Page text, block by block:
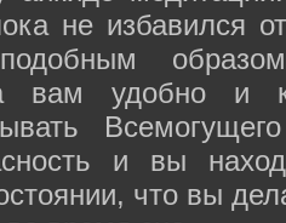
не избавился
подобным
вам удобно и
и вы
что вы